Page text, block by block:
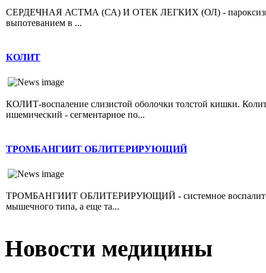
СЕРДЕЧНАЯ АСТМА (СА) И ОТЕК ЛЕГКИХ (ОЛ) -
выпотеванием в ...
КОЛИТ
КОЛИТ-воспаление слизистой оболочки толстой кишки.
ишемический - сегментарное по...
ТРОМБАНГИИТ ОБЛИТЕРИРУЮЩИЙ
ТРОМБАНГИИТ ОБЛИТЕРИРУЮЩИЙ - системное
мышечного типа, а еще та...
Новости медицины